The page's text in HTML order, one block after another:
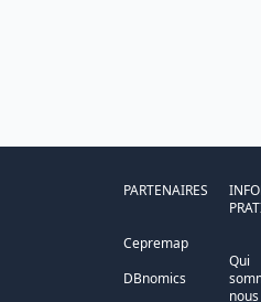
PARTENAIRES
Cepremap
DBnomics
Qui
nous